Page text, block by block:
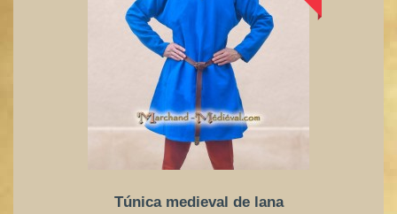
Túnica medieval de lana